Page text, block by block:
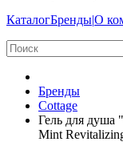
КаталогБренды|О
Бренды
Cottage
Гель для душа
Mint